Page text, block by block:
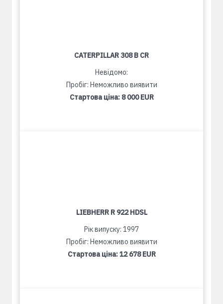
CATERPILLAR 308 B CR
Невідомо:
Пробіг: Неможливо виявити
Стартова ціна: 8 000 EUR
LIEBHERR R 922 HDSL
Рік випуску: 1997
Пробіг: Неможливо виявити
Стартова ціна:12 678 EUR